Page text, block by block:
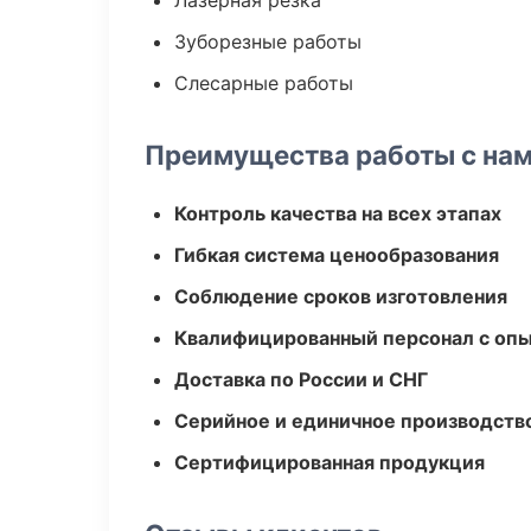
Зуборезные работы
Слесарные работы
Преимущества работы с
Контроль качества на всех этапах
Гибкая система ценообразования
Соблюдение сроков изготовления
Квалифицированный персонал с
Доставка по России и СНГ
Серийное и единичное
Сертифицированная продукция